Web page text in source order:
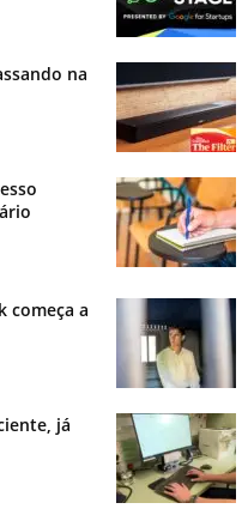
na
começa a
já